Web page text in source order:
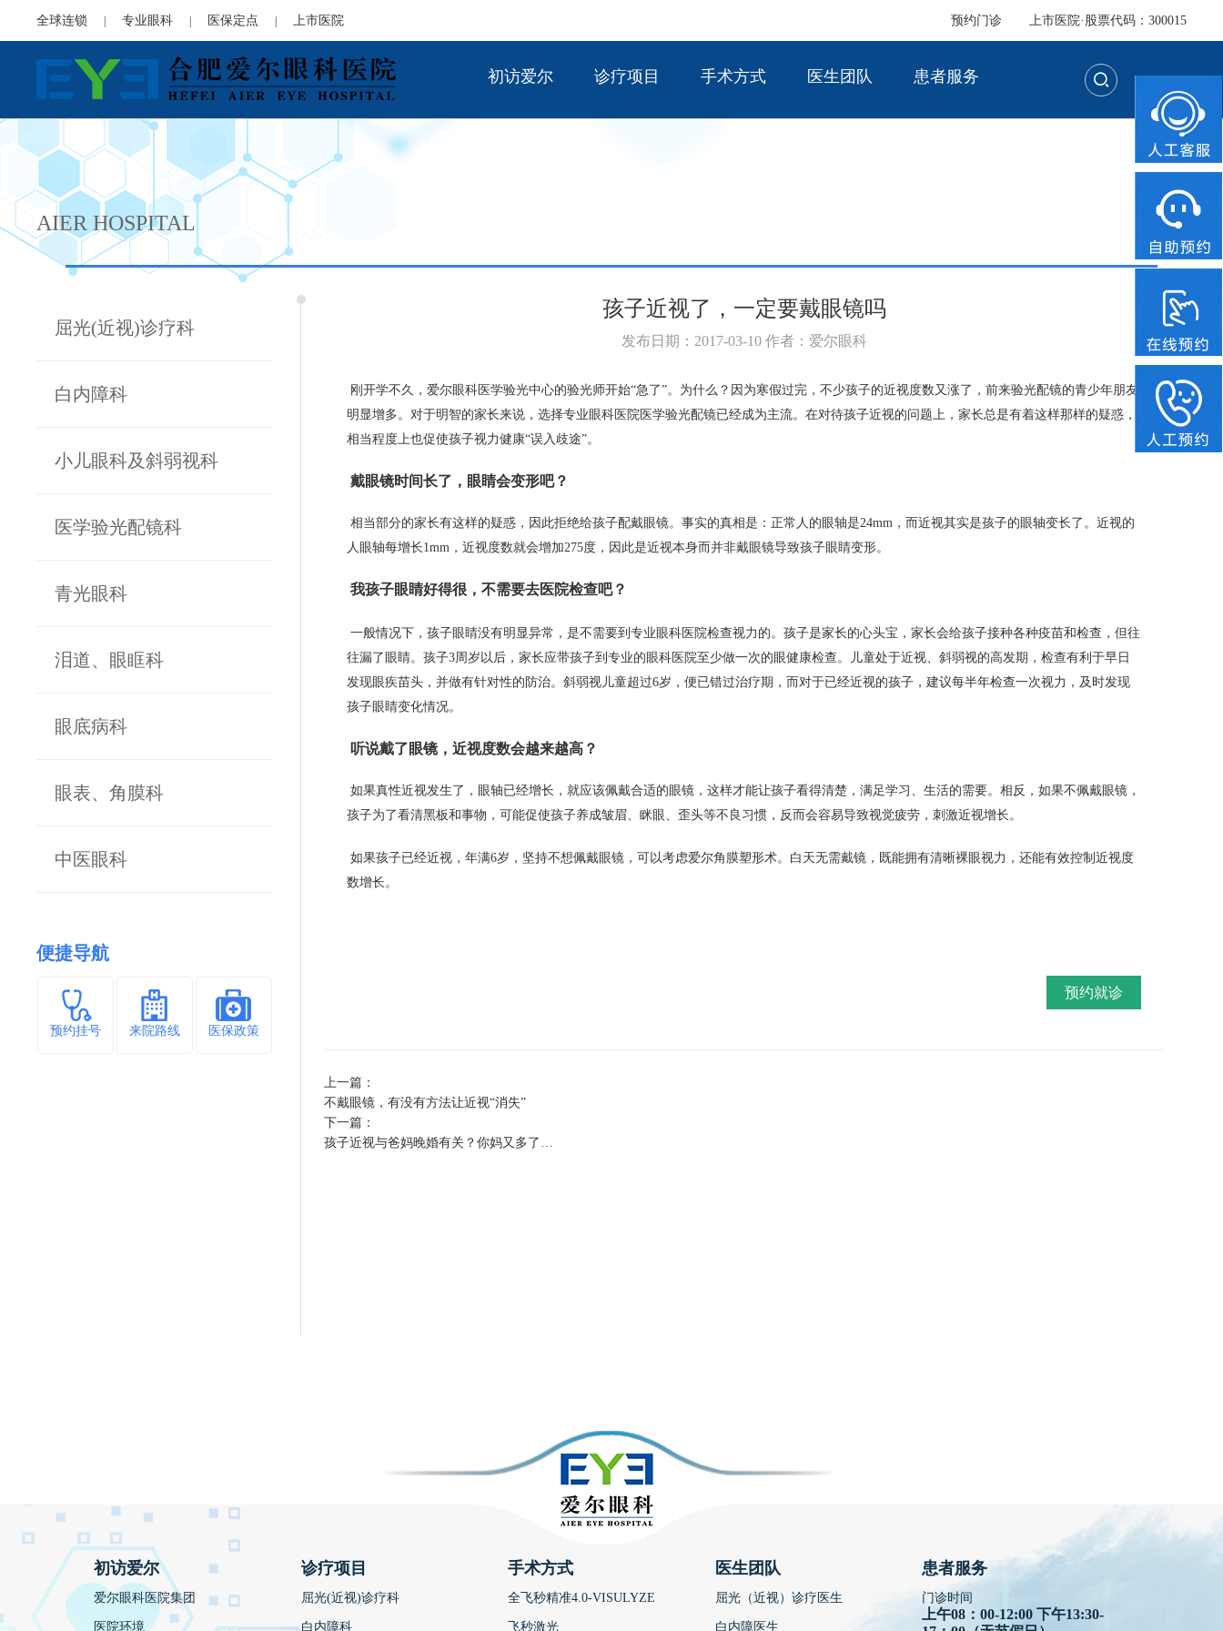
全球连锁 | 专业眼科 | 医保定点 | 上市医院 预约门诊 上市医院·股票代码：300015
初访爱尔 诊疗项目 手术方式 医生团队 患者服务
AIER HOSPITAL
屈光(近视)诊疗科
白内障科
小儿眼科及斜弱视科
医学验光配镜科
青光眼科
泪道、眼眶科
眼底病科
眼表、角膜科
中医眼科
便捷导航
预约挂号 来院路线 医保政策
孩子近视了，一定要戴眼镜吗
发布日期：2017-03-10 作者：爱尔眼科
刚开学不久，爱尔眼科医学验光中心的验光师开始“急了”。为什么？因为寒假过完，不少孩子的近视度数又涨了，前来验光配镜的青少年朋友
明显增多。对于明智的家长来说，选择专业眼科医院医学验光配镜已经成为主流。在对待孩子近视的问题上，家长总是有着这样那样的疑惑，
相当程度上也促使孩子视力健康“误入歧途”。
戴眼镜时间长了，眼睛会变形吧？
相当部分的家长有这样的疑惑，因此拒绝给孩子配戴眼镜。事实的真相是：正常人的眼轴是24mm，而近视其实是孩子的眼轴变长了。近视的
人眼轴每增长1mm，近视度数就会增加275度，因此是近视本身而并非戴眼镜导致孩子眼睛变形。
我孩子眼睛好得很，不需要去医院检查吧？
一般情况下，孩子眼睛没有明显异常，是不需要到专业眼科医院检查视力的。孩子是家长的心头宝，家长会给孩子接种各种疫苗和检查，但往
往漏了眼睛。孩子3周岁以后，家长应带孩子到专业的眼科医院至少做一次的眼健康检查。儿童处于近视、斜弱视的高发期，检查有利于早日
发现眼疾苗头，并做有针对性的防治。斜弱视儿童超过6岁，便已错过治疗期，而对于已经近视的孩子，建议每半年检查一次视力，及时发现
孩子眼睛变化情况。
听说戴了眼镜，近视度数会越来越高？
如果真性近视发生了，眼轴已经增长，就应该佩戴合适的眼镜，这样才能让孩子看得清楚，满足学习、生活的需要。相反，如果不佩戴眼镜，
孩子为了看清黑板和事物，可能促使孩子养成皱眉、眯眼、歪头等不良习惯，反而会容易导致视觉疲劳，刺激近视增长。
如果孩子已经近视，年满6岁，坚持不想佩戴眼镜，可以考虑爱尔角膜塑形术。白天无需戴镜，既能拥有清晰裸眼视力，还能有效控制近视度
数增长。
预约就诊
上一篇：
不戴眼镜，有没有方法让近视“消失”
下一篇：
孩子近视与爸妈晚婚有关？你妈又多了…
初访爱尔
爱尔眼科医院集团
医院环境
诊疗项目
屈光(近视)诊疗科
白内障科
手术方式
全飞秒精准4.0-VISULYZE
飞秒激光
医生团队
屈光（近视）诊疗医生
白内障医生
患者服务
门诊时间
上午08：00-12:00 下午13:30-